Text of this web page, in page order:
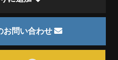
お問い合わせ